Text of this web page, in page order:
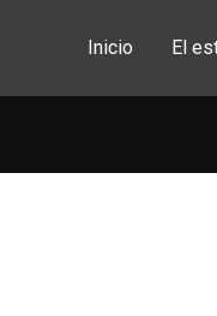
Inicio El